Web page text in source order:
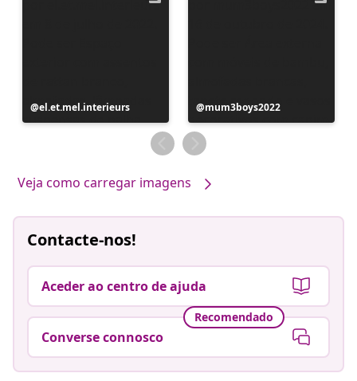
Postagem
publicada
el.et.mel.interieurs
Postagem
publicada
por
mum3boys2022
Veja como carregar imagens
Contacte-nos!
Aceder ao centro de ajuda
Recomendado
Converse connosco